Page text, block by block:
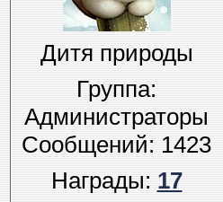
Дитя природы
Группа:
Администраторы
Сообщений:1423
Награды:17